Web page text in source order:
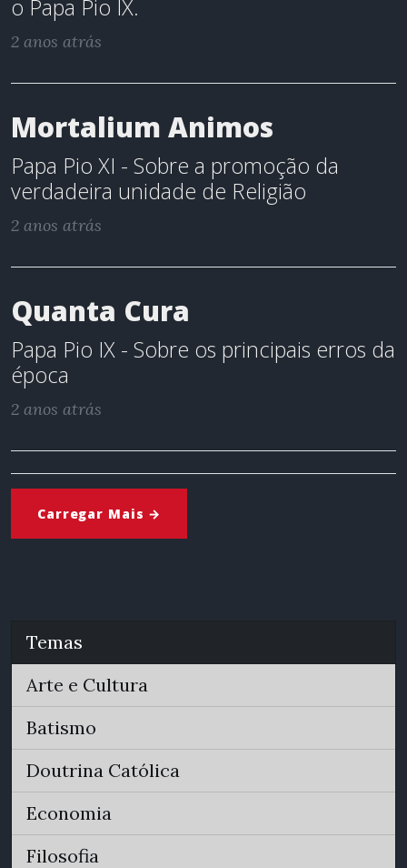
o Papa Pio IX.
2 anos atrás
Mortalium Animos
Papa Pio XI - Sobre a promoção da
verdadeira unidade de Religião
2 anos atrás
Quanta Cura
Papa Pio IX - Sobre os principais erros da
época
2 anos atrás
Carregar Mais →
Temas
Arte e Cultura
Batismo
Doutrina Católica
Economia
Filosofia